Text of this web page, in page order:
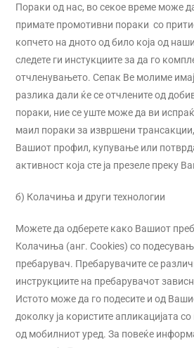
Пораки од нас, во секое време може
примате промотивни пораки со
копчето на дното од било која од
следете ги инстукциите за да го
отчленувањето. Сепак Ве молиме
разлика дали ќе се отчлените од
пораки, ние се уште може да ви
маил пораки за извршени
Вашиот профил, купување или
активност која сте ја презеле преку
б) Колачиња и други технологии
Можете да одберете како Вашиот
Колачиња (анг. Cookies) со
пребарувач. Пребарувачите се
инструкциите на пребарувачот
Истото може да го подесите и од
доколку ја користите апликацијата
од мобилниот уред. За повеќе